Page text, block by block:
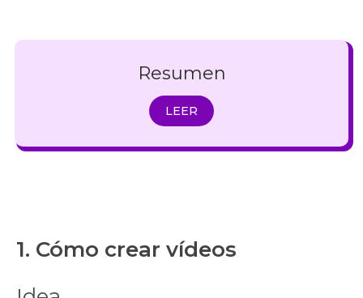
Resumen
LEER
1. Cómo crear vídeos